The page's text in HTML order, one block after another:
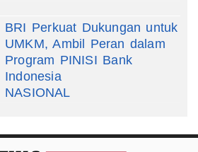
BRI Perkuat Dukungan untuk
UMKM, Ambil Peran dalam
Program PINISI Bank
Indonesia
NASIONAL